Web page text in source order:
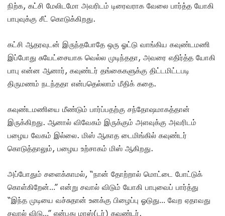
நிற்க, கட்சி மேலிடமோ அவரிடம் டிரைவராக வேலை பார்த்த யோகி
பாபுவுக்கு சீட் கொடுக்கிறது.
கட்சி ஆதரவுடன் இருந்தபோதே ஒரு ஓட்டு வாங்கிய கவுண்டமணி
இப்போது சுயேட்சையாக வெல்ல முடிந்ததா, அவரை எதிர்த்த யோகி
பாபு என்ன ஆனார், கவுண்டர் தங்கைகளுக்கு திட்டமிட்டபடி
திருமணம் நடந்ததா என்பதெல்லாம் மீதிக் கதை.
கவுண்டமணியை மீண்டும் பார்ப்பதற்கு சந்தோஷமாகத்தான்
இருக்கிறது. ஆனால் விவேகம் இருக்கும் அளவுக்கு அவரிடம்
பழைய வேகம் இல்லை. மிஸ் ஆகாத டைமிங்கில் கவுண்டர்
கொடுத்தாலும், பழைய உற்சாகம் மிஸ் ஆகிறது.
அப்போதும் சளைக்காமல், “நான் தோற்றால் மொட்டை போட்டுக்
கொள்கிறேன்…” என்று சவால் விடும் யோகி பாபுவைப் பார்த்து
“இந்த முடியை வச்சுதான் உனக்கு பிழைப்பு ஓடுது… வேற ஏதாவது
சவால் விடு…” என்பது மாஸ்(டர்) கவுண்டர்.